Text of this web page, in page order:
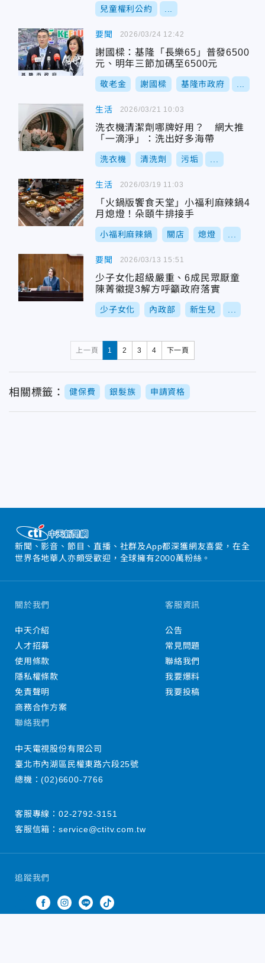
兒童權利公約
要聞
謝國樑：基隆「長樂65」普發6500
元、明年三節加碼至6500元
敬老金 謝國樑 基隆市政府
2026/03/24 12:42
生活
洗衣機清潔劑哪牌好用？ 網大推
「一滴淨」：洗出好多海帶
洗衣機 清洗劑 污垢
2026/03/21 10:03
生活
「火鍋版饗食天堂」小福利麻辣鍋4
月熄燈！朵頤牛排接手
小福利麻辣鍋 關店 熄燈
2026/03/19 11:03
要聞
少子女化超級嚴重、6成民眾厭童
陳菁徽提3解方呼籲政府落實
少子女化 內政部 新生兒
2026/03/13 15:51
上一頁 1 2 3 4 下一頁
相關標籤： 健保費 銀髮族 申請資格
新聞、影音、節目、直播、社群及App都深獲網友喜愛，在全
世界各地華人亦頗受歡迎，全球擁有2000萬粉絲。
追蹤我們
關於我們
中天介紹
人才招募
使用條款
隱私權條款
免責聲明
商務合作方案
客服資訊
公告
常見問題
聯絡我們
我要爆料
我要投稿
聯絡我們
中天電視股份有限公司
臺北市內湖區民權東路六段25號
總機：(02)6600-7766
客服專線： 02-2792-3151
客服信箱： service@ctitv.com.tw